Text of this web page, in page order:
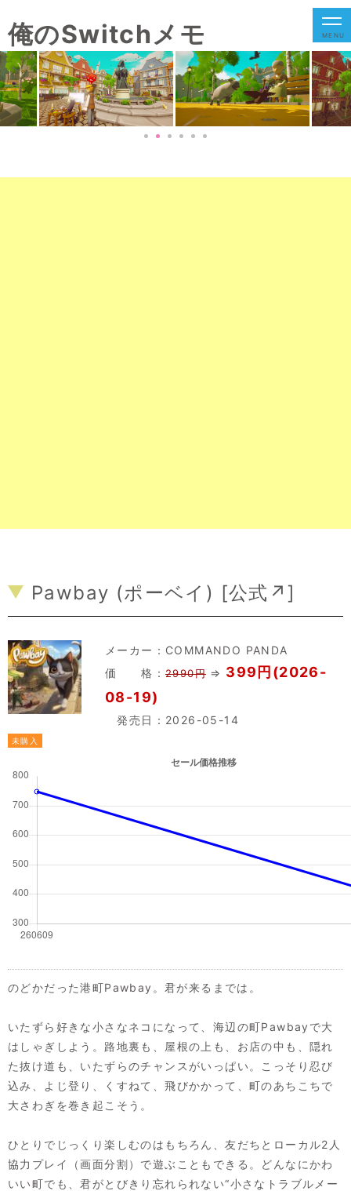
俺のSwitchメモ MENU
Pawbay (ポーベイ) [公式↗]
メーカー： COMMANDO PANDA
価 格： 2990円 ⇒ 399円(2026-
08-19)
発売日：2026-05-14
未購入
のどかだった港町Pawbay。君が来るまでは。
いたずら好きな小さなネコになって、海辺の町Pawbayで大
はしゃぎしよう。路地裏も、屋根の上も、お店の中も、隠れ
た抜け道も、いたずらのチャンスがいっぱい。こっそり忍び
込み、よじ登り、くすねて、飛びかかって、町のあちこちで
大さわぎを巻き起こそう。
ひとりでじっくり楽しむのはもちろん、友だちとローカル2人
協力プレイ（画面分割）で遊ぶこともできる。どんなにかわ
いい町でも、君がとびきり忘れられない“小さなトラブルメー